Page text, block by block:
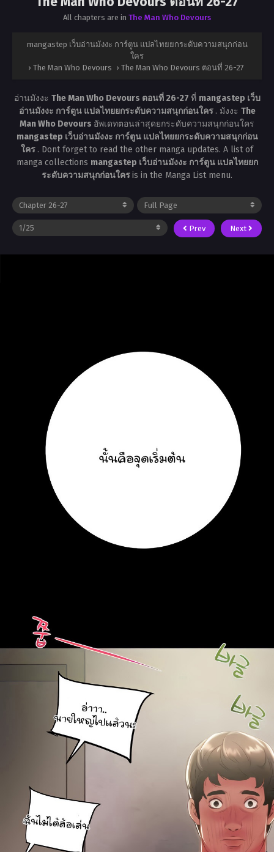
All chapters are in The Man Who Devours
mangastep เว็บอ่านมังงะ การ์ตูน แปลไทยยกระดับความสนุกก่อน
ใคร
› The Man Who Devours › The Man Who Devours ตอนที่ 26-27
อ่านมังงะ The Man Who Devours ตอนที่ 26-27 ที่ mangastep เว็บ
อ่านมังงะ การ์ตูน แปลไทยยกระดับความสนุกก่อนใคร . มังงะ The
Man Who Devours อัพเดทตอนล่าสุดยกระดับความสนุกก่อนใคร
mangastep เว็บอ่านมังงะ การ์ตูน แปลไทยยกระดับความสนุกก่อน
ใคร . Dont forget to read the other manga updates. A list of
manga collections mangastep เว็บอ่านมังงะ การ์ตูน แปลไทยยก
ระดับความสนุกก่อนใครis in the Manga List menu.
Prev Next